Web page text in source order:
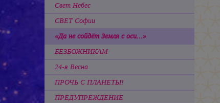
Свет Небес
СВЕТ Софии
«Да не сойдёт Земля с оси...»
БЕЗБОЖНИКАМ
24-я Весна
ПРОЧЬ С ПЛАНЕТЫ!
ПРЕДУПРЕЖДЕНИЕ